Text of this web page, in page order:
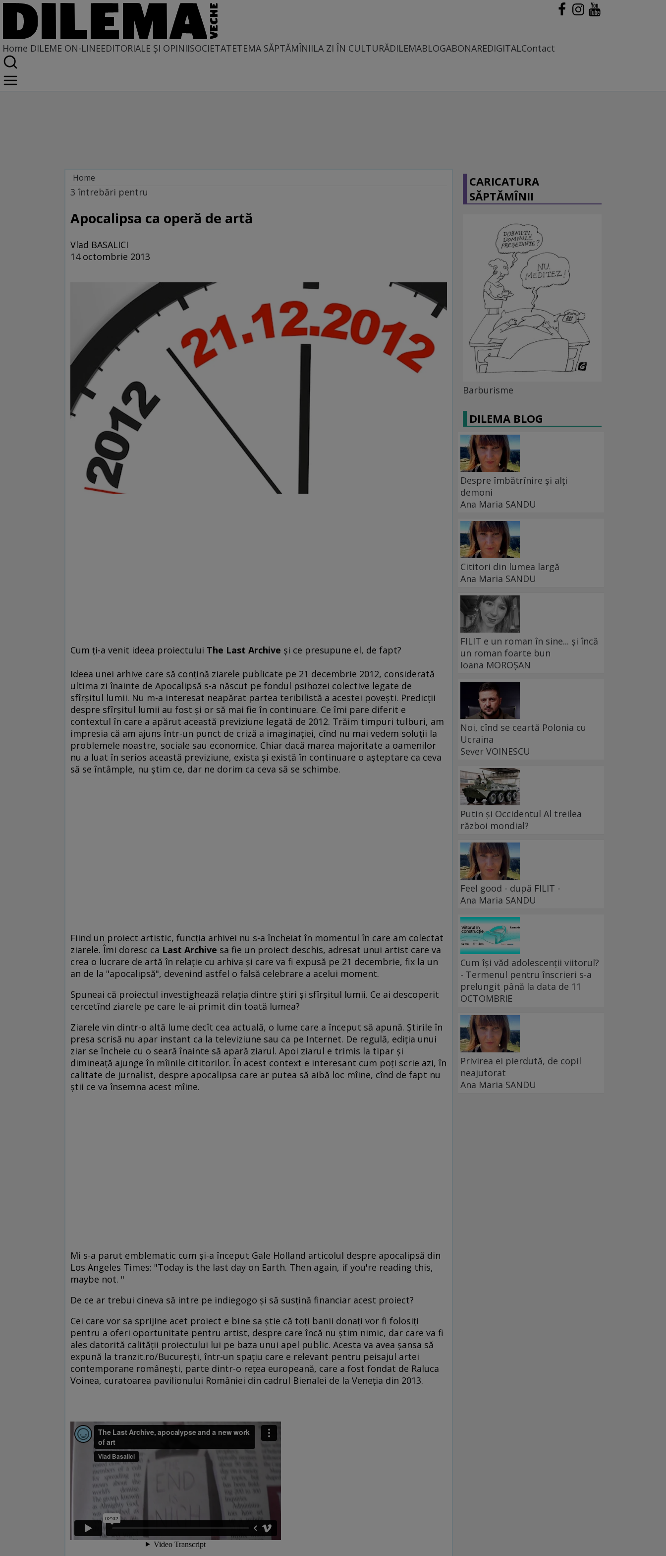
Home DILEME ON-LINEEDITORIALE ȘI OPINIISOCIETATETEMA SĂPTĂMÎNIILA ZI ÎN CULTURĂDILEMABLOGABONAREDIGITALContact
Home
Dileme on-line
3 întrebări pentru
Apocalipsa ca operă de artă
Vlad BASALICI
14 octombrie 2013
Cum ţi-a venit ideea proiectului The Last Archive şi ce presupune el, de fapt?
Ideea unei arhive care să conțină ziarele publicate pe 21 decembrie 2012, considerată
ultima zi înainte de Apocalipsă s-a născut pe fondul psihozei colective legate de
sfîrșitul lumii. Nu m-a interesat neapărat partea teribilistă a acestei povești. Predicții
despre sfîrșitul lumii au fost și or să mai fie în continuare. Ce îmi pare diferit e
contextul în care a apărut această previziune legată de 2012. Trăim timpuri tulburi, am
impresia că am ajuns într-un punct de criză a imaginației, cînd nu mai vedem soluții la
problemele noastre, sociale sau economice. Chiar dacă marea majoritate a oamenilor
nu a luat în serios această previziune, exista și există în continuare o așteptare ca ceva
să se întâmple, nu știm ce, dar ne dorim ca ceva să se schimbe.
Fiind un proiect artistic, funcția arhivei nu s-a încheiat în momentul în care am colectat
ziarele. Îmi doresc ca Last Archive sa fie un proiect deschis, adresat unui artist care va
crea o lucrare de artă în relație cu arhiva și care va fi expusă pe 21 decembrie, fix la un
an de la "apocalipsă", devenind astfel o falsă celebrare a acelui moment.
Spuneai că proiectul investighează relaţia dintre ştiri şi sfîrşitul lumii. Ce ai descoperit
cercetînd ziarele pe care le-ai primit din toată lumea?
Ziarele vin dintr-o altă lume decît cea actuală, o lume care a început să apună. Știrile în
presa scrisă nu apar instant ca la televiziune sau ca pe Internet. De regulă, ediția unui
ziar se încheie cu o seară înainte să apară ziarul. Apoi ziarul e trimis la tipar și
dimineață ajunge în mîinile cititorilor. În acest context e interesant cum poți scrie azi, în
calitate de jurnalist, despre apocalipsa care ar putea să aibă loc mîine, cînd de fapt nu
știi ce va însemna acest mîine.
Mi s-a parut emblematic cum și-a început Gale Holland articolul despre apocalipsă din
Los Angeles Times: "Today is the last day on Earth. Then again, if you're reading this,
maybe not. "
De ce ar trebui cineva să intre pe indiegogo şi să susţină financiar acest proiect?
Cei care vor sa sprijine acet proiect e bine sa știe că toți banii donați vor fi folosiți
pentru a oferi oportunitate pentru artist, despre care încă nu știm nimic, dar care va fi
ales datorită calității proiectului lui pe baza unui apel public. Acesta va avea șansa să
expună la tranzit.ro/București, într-un spațiu care e relevant pentru peisajul artei
contemporane românești, parte dintr-o rețea europeană, care a fost fondat de Raluca
Voinea, curatoarea pavilionului României din cadrul Bienalei de la Veneția din 2013.
CARICATURA
SĂPTĂMÎNII
Barburisme
DILEMA BLOG
Despre îmbătrînire și alți
demoni
Ana Maria SANDU
Cititori din lumea largă
Ana Maria SANDU
FILIT e un roman în sine... și încă
un roman foarte bun
Ioana MOROȘAN
Noi, cînd se ceartă Polonia cu
Ucraina
Sever VOINESCU
Putin și Occidentul Al treilea
război mondial?
Feel good - după FILIT -
Ana Maria SANDU
Cum își văd adolescenții viitorul?
- Termenul pentru înscrieri s-a
prelungit până la data de 11
OCTOMBRIE
Privirea ei pierdută, de copil
neajutorat
Ana Maria SANDU